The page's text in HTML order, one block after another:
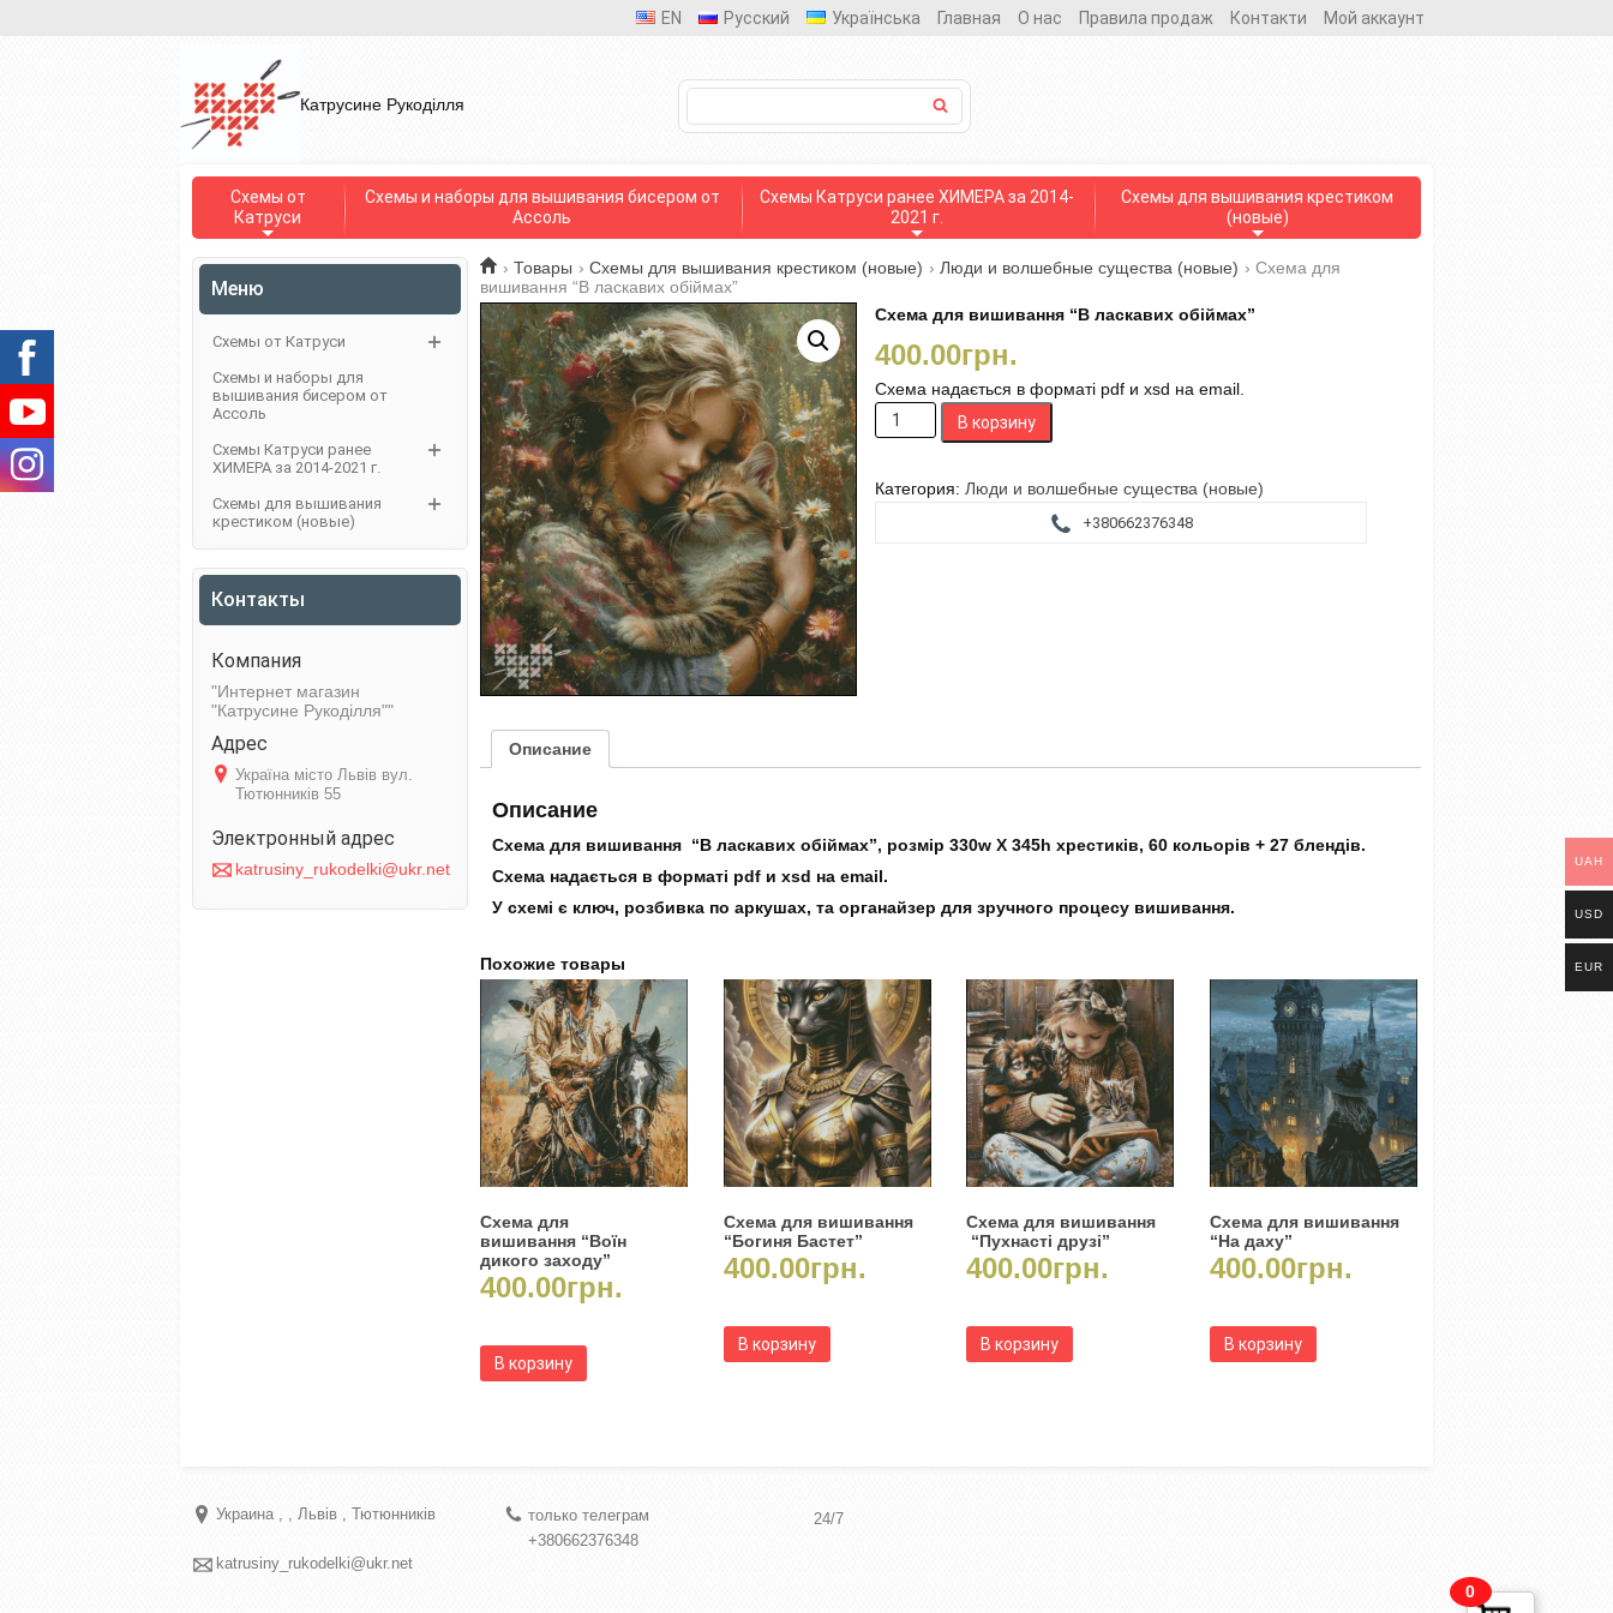
EN Русский Українська Главная О нас Правила продаж Контакти Мой аккаунт
Катрусине Рукоділля
Схемы от
Катруси
Схемы и наборы для вышивания бисером от
Ассоль
Схемы Катруси ранее ХИМЕРА за 2014-
2021 г.
Схемы для вышивания крестиком
(новые)
› Товары › Схемы для вышивания крестиком (новые) › Люди и волшебные существа (новые) › Схема для
вишивання “В ласкавих обіймах”
Схема для вишивання “В ласкавих обіймах”
400.00грн.
Схема надається в форматі pdf и xsd на email.
Количество
товара
для
В корзину
Категория: Люди и волшебные существа (новые)
+380662376348
Описание
Описание
Схема для вишивання “В ласкавих обіймах”, розмір 330w X 345h хрестиків, 60 кольорів + 27 блендів.
Схема надається в форматі pdf и xsd на email.
У схемі є ключ, розбивка по аркушах, та органайзер для зручного процесу вишивання.
Похожие товары
Схема для
вишивання “Воїн
дикого заходу”
400.00грн.
В корзину
Схема для вишивання
“Богиня Бастет”
400.00грн.
В корзину
Схема для вишивання
“Пухнасті друзі”
400.00грн.
В корзину
Схема для вишивання
“На даху”
400.00грн.
В корзину
Меню
Схемы от Катруси
Схемы и наборы для
вышивания бисером от
Ассоль
Схемы Катруси ранее
ХИМЕРА за 2014-2021 г.
Схемы для вышивания
крестиком (новые)
Контакты
Интернет магазин
"Катрусине Рукоділля"
Україна місто Львів вул.
Тютюнників 55
katrusiny_rukodelki@ukr.net
Украина Львів Тютюнників
katrusiny_rukodelki@ukr.net
только телеграм
+380662376348
24/7
UAH
USD
EUR
0